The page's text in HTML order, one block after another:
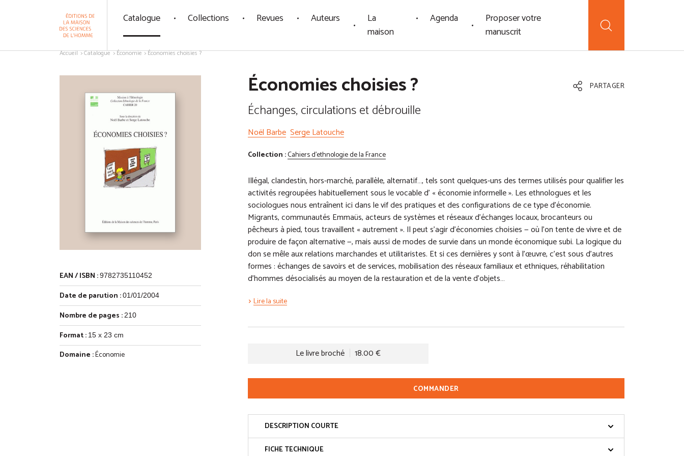
Catalogue Collections Revues Auteurs
La
maison
Agenda
Proposer votre
manuscrit
Accueil Catalogue Économie Économies choisies ?
EAN / ISBN :9782735110452
Date de parution :01/01/2004
Nombre de pages : 210
Format : 15 x 23 cm
Domaine :Économie
Économies choisies ?
Échanges, circulations et débrouille
PARTAGER
Noël Barbe Serge Latouche
Collection :Cahiers d'ethnologie de la France
Illégal, clandestin, hors-marché, parallèle, alternatif…, tels sont quelques-uns des termes utilisés pour qualifier les
activités regroupées habituellement sous le vocable d’ « économie informelle ». Les ethnologues et les
sociologues nous entraînent ici dans le vif des pratiques et des configurations de ce type d’économie.
Migrants, communautés Emmaüs, acteurs de systèmes et réseaux d’échanges locaux, brocanteurs ou
pêcheurs à pied, tous travaillent « autrement ». Il peut s’agir d’économies choisies — où l’on tente de vivre et de
produire de façon alternative —, mais aussi de modes de survie dans un monde économique subi. La logique du
don se mêle aux relations marchandes et utilitaristes. Et si ces dernières y sont à l’œuvre, c’est sous d’autres
formes : échanges de savoirs et de services, mobilisation des réseaux familiaux et ethniques, réhabilitation
d’hommes désocialisés au moyen de la restauration et de la vente d’objets…
Lire la suite
Le livre broché 18.00 €
COMMANDER
DESCRIPTION COURTE
FICHE TECHNIQUE